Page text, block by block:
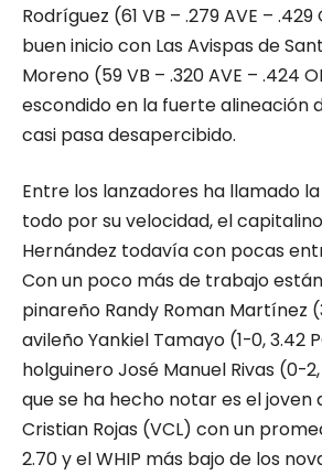
Rodríguez (61 VB – .279 AVE –
buen inicio con Las Avispas de
Moreno (59 VB – .320 AVE – .424
escondido en la fuerte alineación
casi pasa desapercibido.
Entre los lanzadores ha llamado
todo por su velocidad, el
Hernández todavía con pocas
Con un poco más de trabajo
pinareño Randy Roman Martínez
avileño Yankiel Tamayo (1-0, 3.42
holguinero José Manuel Rivas (0-
que se ha hecho notar es el joven
Cristian Rojas (VCL) con un
2.70 y el WHIP más bajo de los